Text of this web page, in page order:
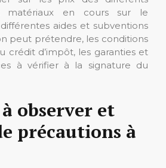
matériaux en cours sur le
aides et subventions
peut prétendre, les conditions
crédit d’impôt, les garanties et
à vérifier à la signature du
observer et
précautions à